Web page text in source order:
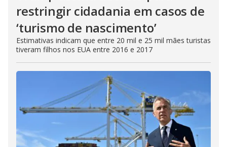
restringir cidadania em casos de
‘turismo de nascimento’
Estimativas indicam que entre 20 mil e 25 mil mães turistas
tiveram filhos nos EUA entre 2016 e 2017